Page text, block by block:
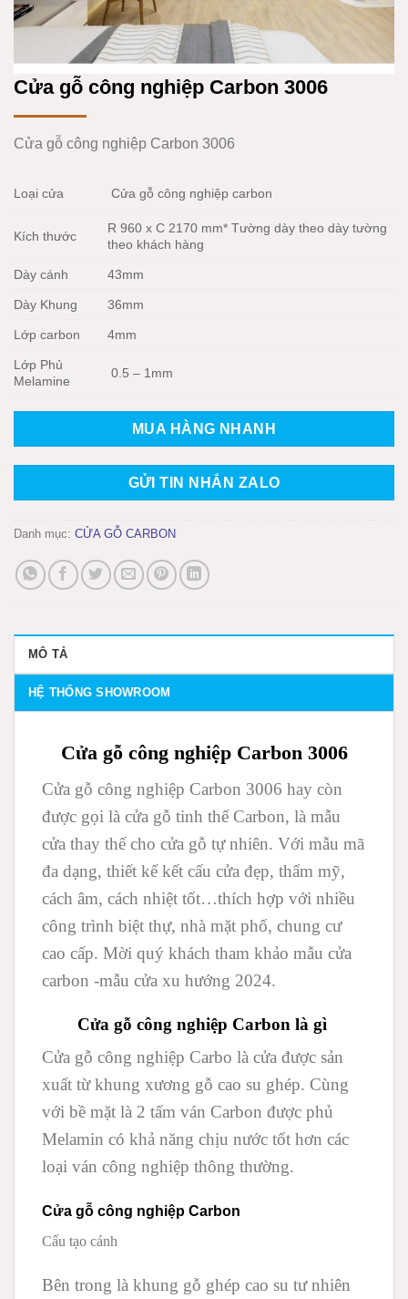
Cửa gỗ công nghiệp Carbon 3006
Cửa gỗ công nghiệp Carbon 3006
Loại cửa Cửa gỗ công nghiệp carbon
Kích thước
R 960 x C 2170 mm* Tường dày theo dày tường
theo khách hàng
Dày cánh 43mm
Dày Khung 36mm
Lớp carbon 4mm
Lớp Phủ
Melamine
0.5 – 1mm
MUA HÀNG NHANH
GỬI TIN NHẮN ZALO
Danh mục: CỬA GỖ CARBON
MÔ TẢ
HỆ THỐNG SHOWROOM
Cửa gỗ công nghiệp Carbon 3006
Cửa gỗ công nghiệp Carbon 3006 hay còn
được gọi là cửa gỗ tinh thể Carbon, là mẫu
cửa thay thế cho cửa gỗ tự nhiên. Với mẫu mã
đa dạng, thiết kế kết cấu cửa đẹp, thẩm mỹ,
cách âm, cách nhiệt tốt…thích hợp với nhiều
công trình biệt thự, nhà mặt phố, chung cư
cao cấp. Mời quý khách tham khảo mẫu cửa
carbon -mẫu cửa xu hướng 2024.
Cửa gỗ công nghiệp Carbon là gì
Cửa gỗ công nghiệp Carbo là cửa được sản
xuất từ khung xương gỗ cao su ghép. Cùng
với bề mặt là 2 tấm ván Carbon được phủ
Melamin có khả năng chịu nước tốt hơn các
loại ván công nghiệp thông thường.
Cửa gỗ công nghiệp Carbon
Cấu tạo cánh
Bên trong là khung gỗ ghép cao su tư nhiên